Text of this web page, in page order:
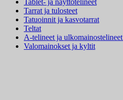
Tarrat ja tulosteet
Tatuoinnit ja kasvotarrat
Teltat
A-telineet ja ulkomainostelineet
Valomainokset ja kyltit